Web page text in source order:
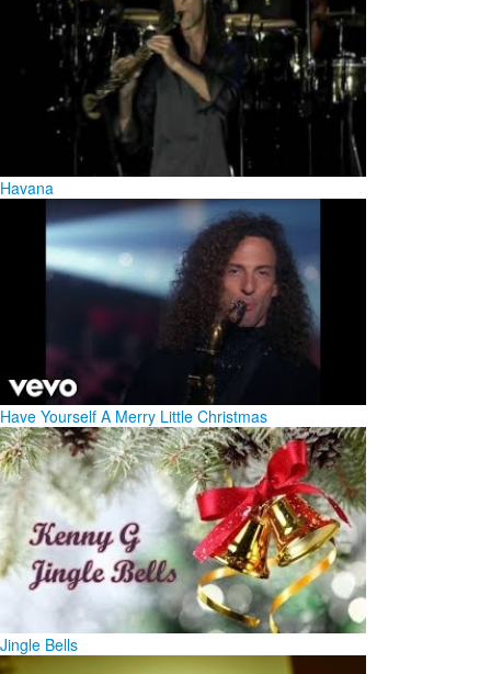
Havana
Have Yourself A Merry Little Christmas
Jingle Bells